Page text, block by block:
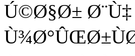
Ú©Ø§Ø± Ø¨Ù‡